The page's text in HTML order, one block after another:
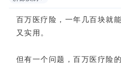
百万医疗险 ，一年几百块就
又实用。
但有一个问题，百万医疗险